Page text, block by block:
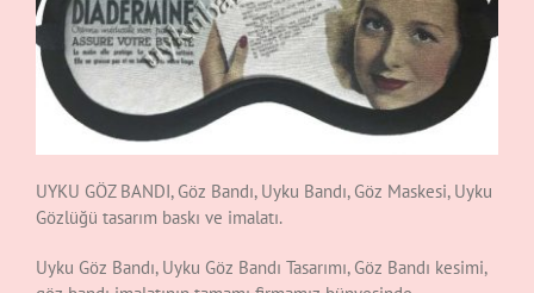
UYKU GÖZ BANDI, Göz Bandı, Uyku Bandı, Göz Maskesi, Uyku
Gözlüğü tasarım baskı ve imalatı.
Uyku Göz Bandı, Uyku Göz Bandı Tasarımı, Göz Bandı kesimi,